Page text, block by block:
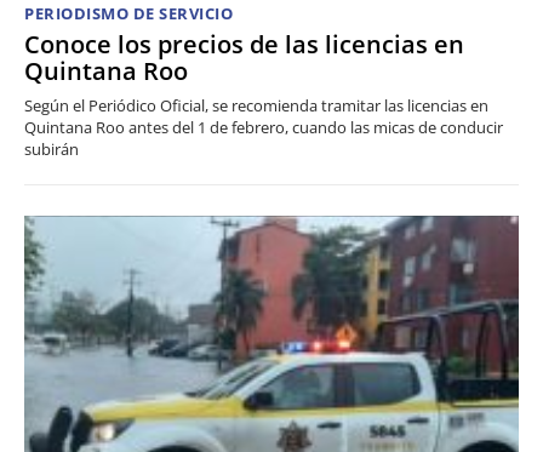
PERIODISMO DE SERVICIO
Conoce los precios de las licencias en
Quintana Roo
Según el Periódico Oficial, se recomienda tramitar las licencias en
Quintana Roo antes del 1 de febrero, cuando las micas de conducir
subirán